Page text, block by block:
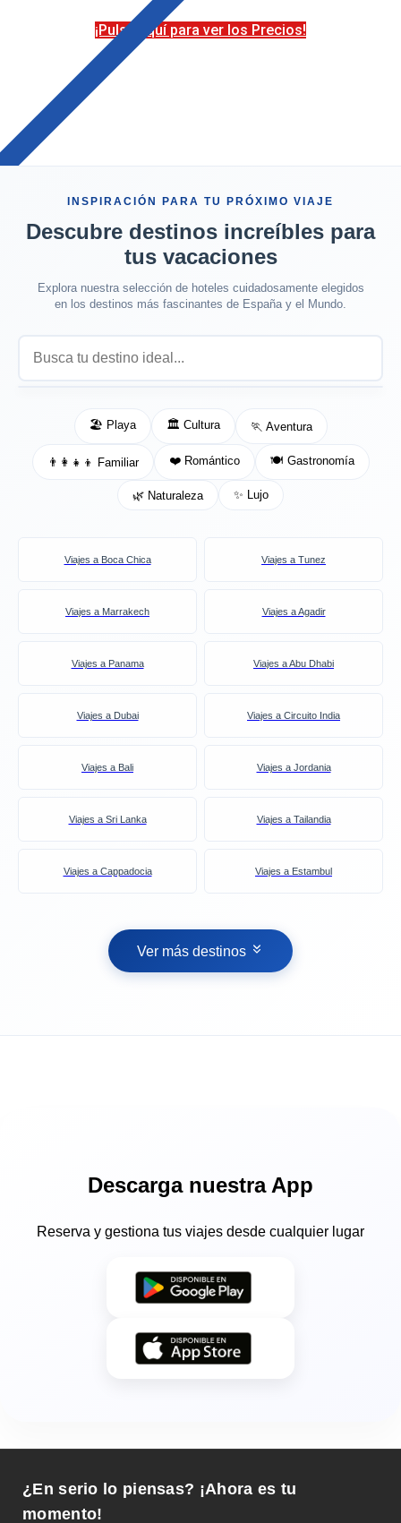
¡Pulsa aquí para ver los Precios!
INSPIRACIÓN PARA TU PRÓXIMO VIAJE
Descubre destinos increíbles para
tus vacaciones
Explora nuestra selección de hoteles cuidadosamente elegidos
en los destinos más fascinantes de España y el Mundo.
🏖️ Playa 🏛️ Cultura 🏃 Aventura
👨‍👩‍👧‍👦 Familiar ❤️ Romántico 🍽️ Gastronomía
🌿 Naturaleza ✨ Lujo
Viajes a Boca Chica Viajes a Tunez
Viajes a Marrakech Viajes a Agadir
Viajes a Panama Viajes a Abu Dhabi
Viajes a Dubai Viajes a Circuito India
Viajes a Bali Viajes a Jordania
Viajes a Sri Lanka Viajes a Tailandia
Viajes a Cappadocia Viajes a Estambul
Ver más destinos
Descarga nuestra App
Reserva y gestiona tus viajes desde cualquier lugar
¿En serio lo piensas? ¡Ahora es tu
momento!